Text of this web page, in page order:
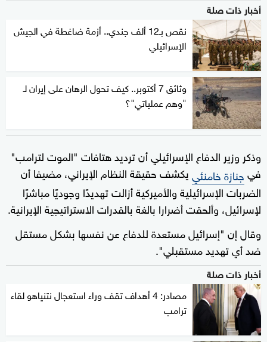
أخبار ذات صلة
نقص بـ12 ألف جندي.. أزمة ضاغطة في الجيش
الإسرائيلي
وثائق 7 أكتوبر.. كيف تحول الرهان على إيران لـ
"وهم عملياتي"؟
وذكر وزير الدفاع الإسرائيلي أن ترديد هتافات "الموت لترامب"
فيجنازة خامنئييكشف حقيقة النظام الإيراني، مضيفا أن
الضربات الإسرائيلية والأميركية أزالت تهديدًا وجوديًا مباشرًا
لإسرائيل، وألحقت أضرارا بالغة بالقدرات الاستراتيجية الإيرانية.
وقال إن "إسرائيل مستعدة للدفاع عن نفسها بشكل مستقل
ضد أي تهديد مستقبلي".
أخبار ذات صلة
مصادر: 4 أهداف تقف وراء استعجال نتنياهو لقاء
ترامب